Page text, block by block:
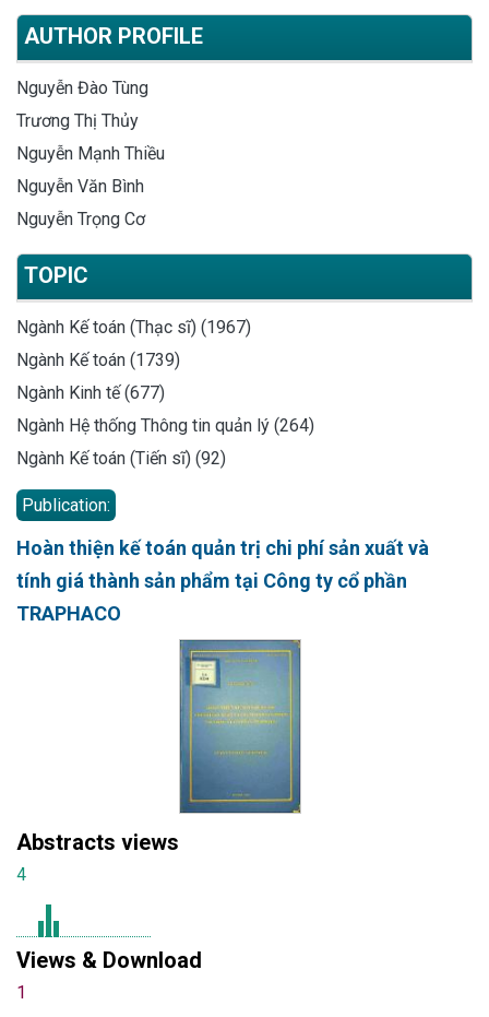
AUTHOR PROFILE
Nguyễn Đào Tùng
Trương Thị Thủy
Nguyễn Mạnh Thiều
Nguyễn Văn Bình
Nguyễn Trọng Cơ
TOPIC
Ngành Kế toán (Thạc sĩ) (1967)
Ngành Kế toán (1739)
Ngành Kinh tế (677)
Ngành Hệ thống Thông tin quản lý (264)
Ngành Kế toán (Tiến sĩ) (92)
Publication:
Hoàn thiện kế toán quản trị chi phí sản xuất và
tính giá thành sản phẩm tại Công ty cổ phần
TRAPHACO
Abstracts views
4
Views & Download
1